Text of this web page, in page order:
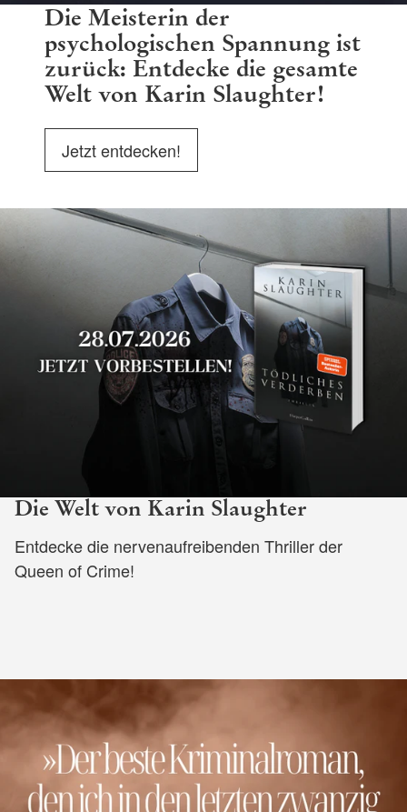
Die Meisterin der
psychologischen Spannung ist
zurück: Entdecke die gesamte
Welt von Karin Slaughter!
Jetzt entdecken!
Die Welt von Karin Slaughter
Entdecke die nervenaufreibenden Thriller der
Queen of Crime!